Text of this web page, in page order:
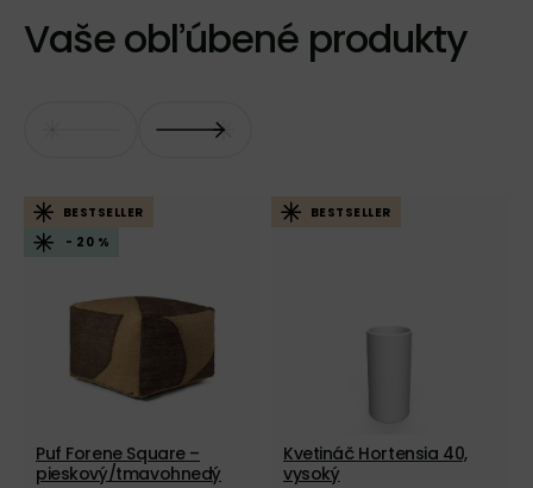
Vaše obľúbené produkty
BESTSELLER
- 20 %
Puf Forene Square –
pieskový/tmavohnedý
BESTSELLER
Kvetináč Hortensia 40,
vysoký